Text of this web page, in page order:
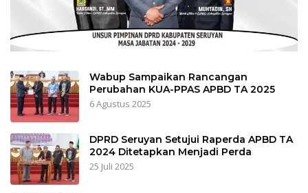
Wabup Sampaikan Rancangan
Perubahan KUA-PPAS APBD TA 2025
6 Agustus 2025
DPRD Seruyan Setujui Raperda APBD TA
2024 Ditetapkan Menjadi Perda
25 Juli 2025